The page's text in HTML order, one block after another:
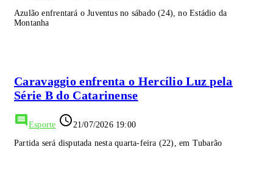
Azulão enfrentará o Juventus no sábado (24), no Estádio da
Montanha
Caravaggio enfrenta o Hercílio Luz pela
Série B do Catarinense
comment Esporte access_time 21/07/2026 19:00
Partida será disputada nesta quarta-feira (22), em Tubarão